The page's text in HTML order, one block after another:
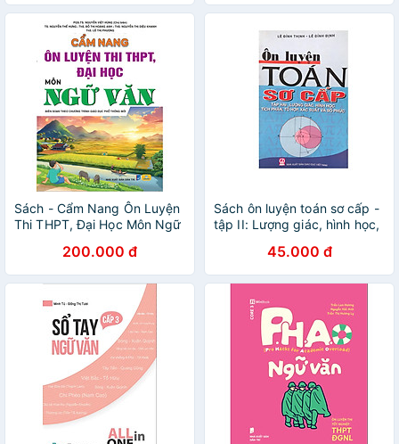
Sách - Cẩm Nang Ôn Luyện
Thi THPT, Đại Học Môn Ngữ
trình GDPT 2018 - ndbooks
200.000 đ
Sách ôn luyện toán sơ cấp -
tập II: Lượng giác, hình học,
và số phức45.000 đ